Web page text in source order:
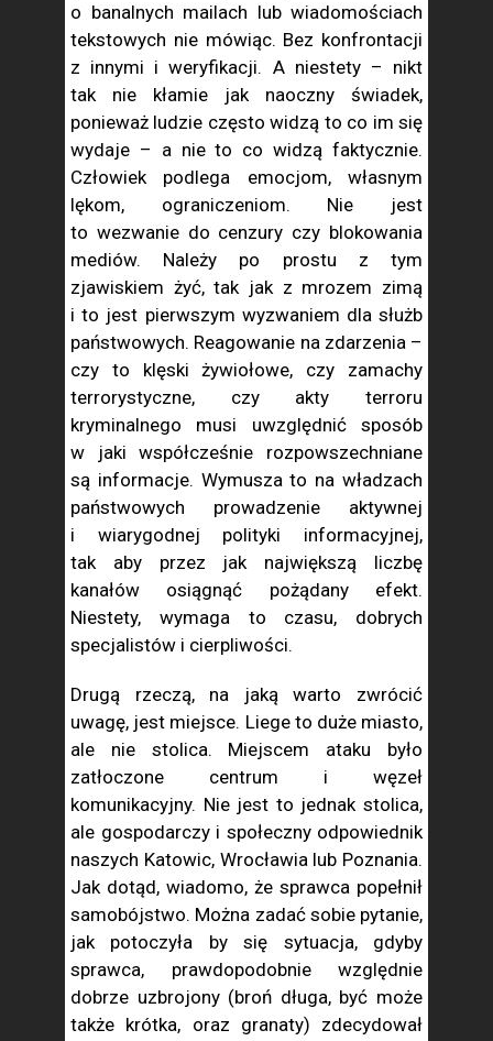
o banalnych mailach lub wiadomościach
tekstowych nie mówiąc. Bez konfrontacji
z innymi i weryfikacji. A niestety – nikt
tak nie kłamie jak naoczny świadek,
ponieważ ludzie często widzą to co im się
wydaje – a nie to co widzą faktycznie.
Człowiek podlega emocjom, własnym
lękom, ograniczeniom. Nie jest
to wezwanie do cenzury czy blokowania
mediów. Należy po prostu z tym
zjawiskiem żyć, tak jak z mrozem zimą
i to jest pierwszym wyzwaniem dla służb
państwowych. Reagowanie na zdarzenia –
czy to klęski żywiołowe, czy zamachy
terrorystyczne, czy akty terroru
kryminalnego musi uwzględnić sposób
w jaki współcześnie rozpowszechniane
są informacje. Wymusza to na władzach
państwowych prowadzenie aktywnej
i wiarygodnej polityki informacyjnej,
tak aby przez jak największą liczbę
kanałów osiągnąć pożądany efekt.
Niestety, wymaga to czasu, dobrych
specjalistów i cierpliwości.
Drugą rzeczą, na jaką warto zwrócić
uwagę, jest miejsce. Liege to duże miasto,
ale nie stolica. Miejscem ataku było
zatłoczone centrum i węzeł
komunikacyjny. Nie jest to jednak stolica,
ale gospodarczy i społeczny odpowiednik
naszych Katowic, Wrocławia lub Poznania.
Jak dotąd, wiadomo, że sprawca popełnił
samobójstwo. Można zadać sobie pytanie,
jak potoczyła by się sytuacja, gdyby
sprawca, prawdopodobnie względnie
dobrze uzbrojony (broń długa, być może
także krótka, oraz granaty) zdecydował